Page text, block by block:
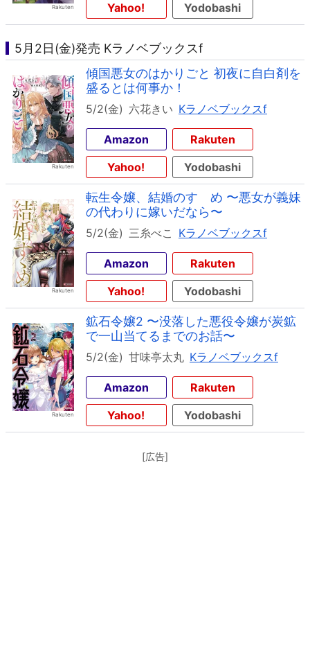
Yahoo!
Yodobashi
5月2日(金)発売 Kラノベブックスf
傾国悪女のはかりごと 初夜に自白剤を
盛るとは何事か！
5/2(金) 六花きい Kラノベブックスf
Amazon
Rakuten
Yahoo!
Yodobashi
転生令嬢、結婚のすゝめ 〜悪女が義妹
の代わりに嫁いだなら〜
5/2(金) 三糸べこ Kラノベブックスf
Amazon
Rakuten
Yahoo!
Yodobashi
鉱石令嬢2 〜没落した悪役令嬢が炭鉱
で一山当てるまでのお話〜
5/2(金) 甘味亭太丸 Kラノベブックスf
Amazon
Rakuten
Yahoo!
Yodobashi
[広告]